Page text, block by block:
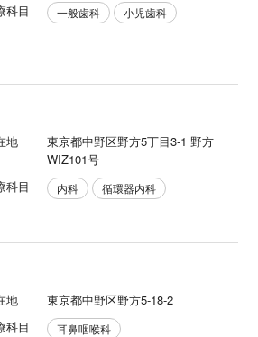
科目
一般歯科 小児歯科
地
東京都中野区野方5丁目3-1 野方
WIZ101号
科目
内科 循環器内科
地
東京都中野区野方5-18-2
科目
耳鼻咽喉科